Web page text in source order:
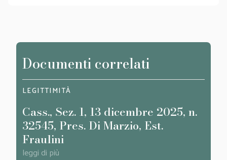
Documenti correlati
LEGITTIMITÀ
Cass., Sez. 1, 13 dicembre 2025, n.
32545, Pres. Di Marzio, Est.
Fraulini
leggi di più